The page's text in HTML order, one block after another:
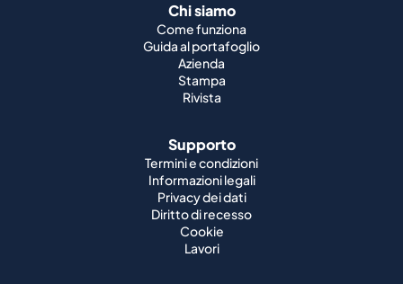
Chi siamo
Come funziona
Guida al portafoglio
Azienda
Stampa
Rivista
Supporto
Termini e condizioni
Informazioni legali
Privacy dei dati
Diritto di recesso
Cookie
Lavori